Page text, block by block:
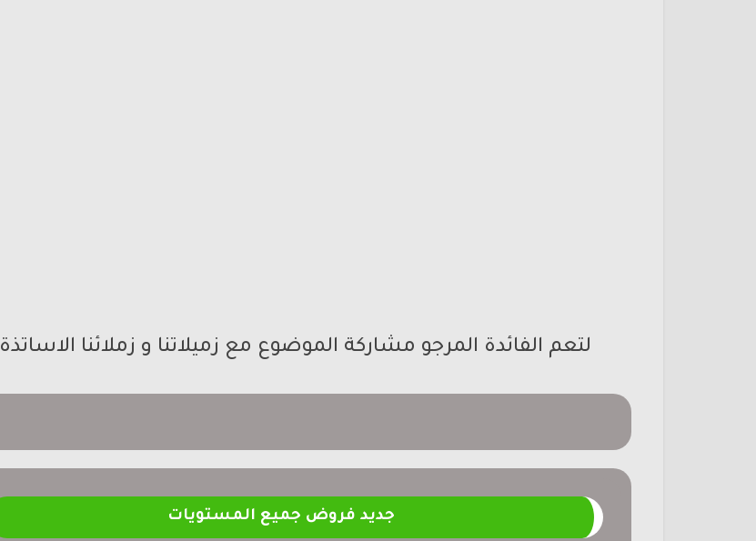
لتعم الفائدة المرجو مشاركة الموضوع مع زميلاتنا و زملائنا الاساتذة
جديد فروض جميع المستويات